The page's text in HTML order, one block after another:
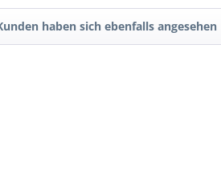
haben sich ebenfalls angesehen